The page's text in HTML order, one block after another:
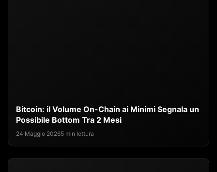
Bitcoin: il Volume On-Chain ai Minimi Segnala un
Possibile Bottom Tra 2 Mesi
24 Maggio 20265 min lettura